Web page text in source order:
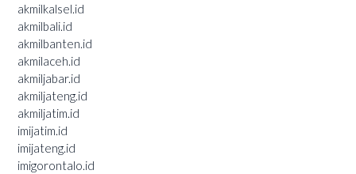
akmilkalsel.id
akmilbali.id
akmilbanten.id
akmilaceh.id
akmiljabar.id
akmiljateng.id
akmiljatim.id
imijatim.id
imijateng.id
imigorontalo.id